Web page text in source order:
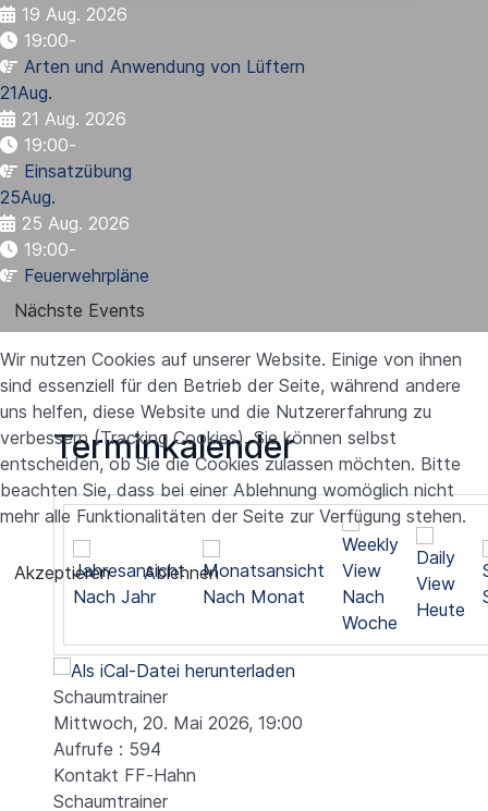
19 Aug. 2026
19:00-
Arten und Anwendung von Lüftern
21Aug.
21 Aug. 2026
19:00-
Einsatzübung
25Aug.
25 Aug. 2026
19:00-
Feuerwehrpläne
Nächste Events
Terminkalender
Nach Jahr Nach Monat
Nach
Woche
Heute
Schaumtrainer
Mittwoch, 20. Mai 2026, 19:00
Aufrufe : 594
Kontakt FF-Hahn
Schaumtrainer
Wir nutzen Cookies auf unserer Website. Einige von ihnen
sind essenziell für den Betrieb der Seite, während andere
uns helfen, diese Website und die Nutzererfahrung zu
verbessern (Tracking Cookies). Sie können selbst
entscheiden, ob Sie die Cookies zulassen möchten. Bitte
beachten Sie, dass bei einer Ablehnung womöglich nicht
mehr alle Funktionalitäten der Seite zur Verfügung stehen.
Akzeptieren Ablehnen